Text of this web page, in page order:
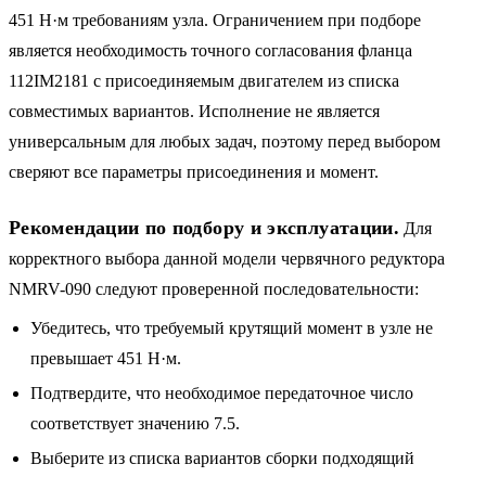
451 Н·м требованиям узла. Ограничением при подборе
является необходимость точного согласования фланца
112IM2181 с присоединяемым двигателем из списка
совместимых вариантов. Исполнение не является
универсальным для любых задач, поэтому перед выбором
сверяют все параметры присоединения и момент.
Рекомендации по подбору и эксплуатации. Для
корректного выбора данной модели червячного редуктора
NMRV-090 следуют проверенной последовательности:
Убедитесь, что требуемый крутящий момент в узле не
превышает 451 Н·м.
Подтвердите, что необходимое передаточное число
соответствует значению 7.5.
Выберите из списка вариантов сборки подходящий